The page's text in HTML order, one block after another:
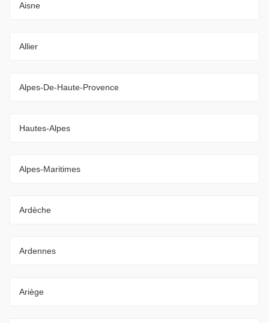
Aisne
Allier
Alpes-De-Haute-Provence
Hautes-Alpes
Alpes-Maritimes
Ardèche
Ardennes
Ariège